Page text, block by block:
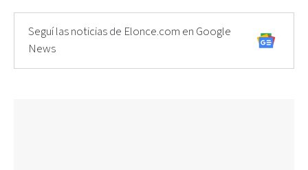
Seguí las noticias de Elonce.com en Google
News